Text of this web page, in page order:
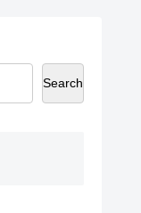
Search